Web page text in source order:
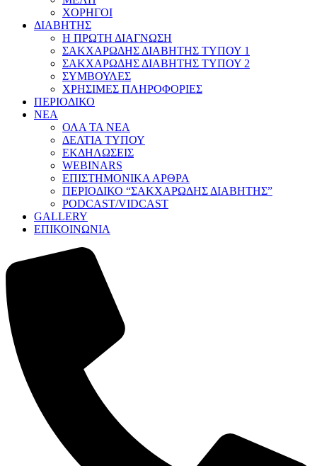
ΧΟΡΗΓΟΙ
ΔΙΑΒΗΤΗΣ
Η ΠΡΩΤΗ ΔΙΑΓΝΩΣΗ
ΣΑΚΧΑΡΩΔΗΣ ΔΙΑΒΗΤΗΣ ΤΥΠΟΥ 1
ΣΑΚΧΑΡΩΔΗΣ ΔΙΑΒΗΤΗΣ ΤΥΠΟΥ 2
ΣΥΜΒΟΥΛΕΣ
ΧΡΗΣΙΜΕΣ ΠΛΗΡΟΦΟΡΙΕΣ
ΠΕΡΙΟΔΙΚΟ
ΝΕΑ
ΟΛΑ ΤΑ ΝΕΑ
ΔΕΛΤΙΑ ΤΥΠΟΥ
ΕΚΔΗΛΩΣΕΙΣ
WEBINARS
ΕΠΙΣΤΗΜΟΝΙΚΑ ΑΡΘΡΑ
ΠΕΡΙΟΔΙΚΟ “ΣΑΚΧΑΡΩΔΗΣ ΔΙΑΒΗΤΗΣ”
PODCAST/VIDCAST
GALLERY
ΕΠΙΚΟΙΝΩΝΙΑ